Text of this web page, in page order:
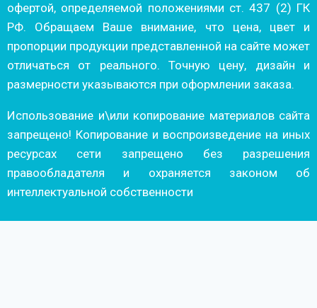
офертой, определяемой положениями ст. 437 (2) ГК
РФ. Обращаем Ваше внимание, что цена, цвет и
пропорции продукции представленной на сайте может
отличаться от реального. Точную цену, дизайн и
размерности указываются при оформлении заказа.
Использование и\или копирование материалов сайта
запрещено! Копирование и воспроизведение на иных
ресурсах сети запрещено без разрешения
правообладателя и охраняется законом об
интеллектуальной собственности